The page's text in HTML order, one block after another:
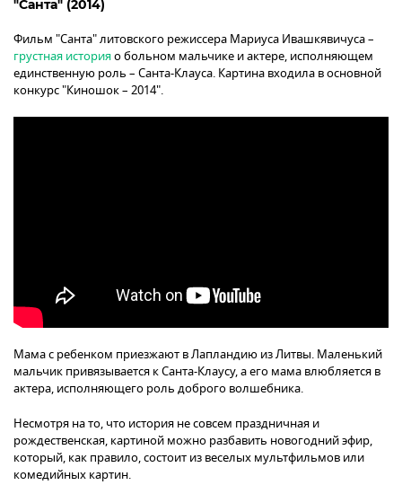
"Санта" (2014)
Фильм "Санта" литовского режиссера Мариуса Ивашкявичуса –
грустная историяо больном мальчике и актере, исполняющем
единственную роль – Санта-Клауса. Картина входила в основной
конкурс "Киношок – 2014".
Мама с ребенком приезжают в Лапландию из Литвы. Маленький
мальчик привязывается к Санта-Клаусу, а его мама влюбляется в
актера, исполняющего роль доброго волшебника.
Несмотря на то, что история не совсем праздничная и
рождественская, картиной можно разбавить новогодний эфир,
который, как правило, состоит из веселых мультфильмов или
комедийных картин.